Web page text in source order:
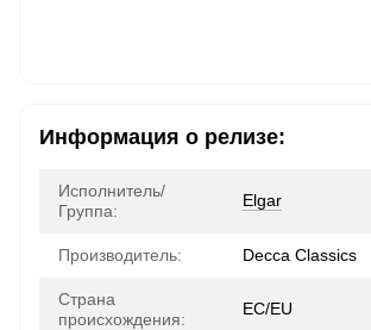
Информация о релизе:
Исполнитель/
Группа:
Elgar
Производитель: Decca Classics
Страна
происхождения:
ЕС/EU